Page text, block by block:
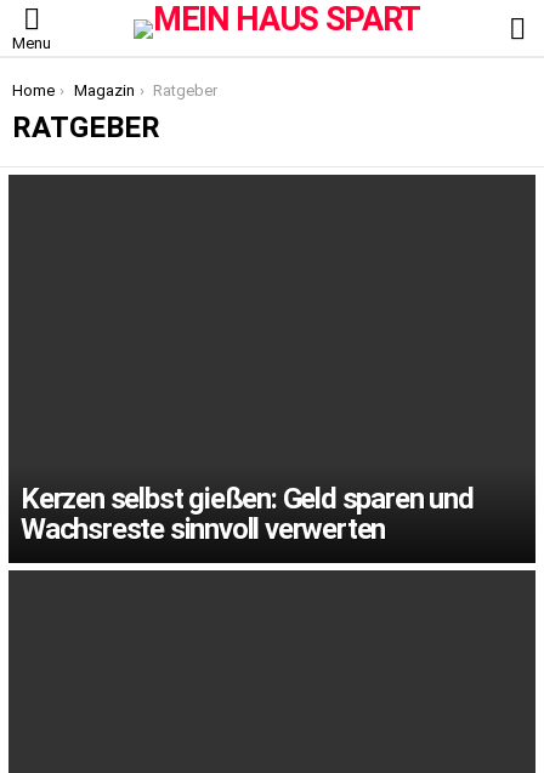
Menu
You are here:
Home Magazin Ratgeber
RATGEBER
Kerzen selbst gießen: Geld sparen und
Wachsreste sinnvoll verwerten